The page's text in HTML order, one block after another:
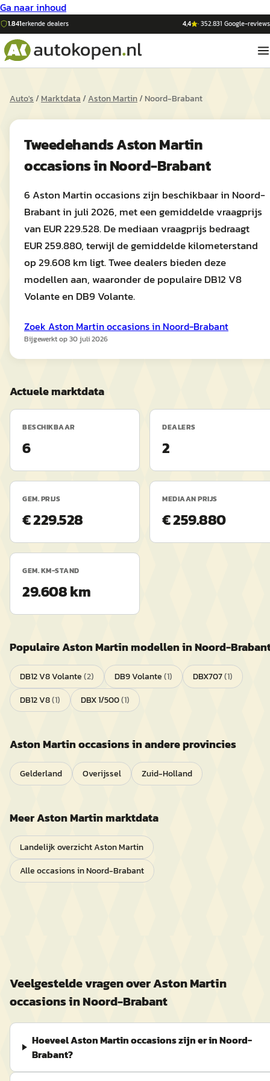
Ga naar inhoud
1.841erkende dealers 4,4 ·352.831 Google-reviews
Auto's/Marktdata/Aston Martin/Noord-Brabant
TweedehandsAston Martin
occasions inNoord-Brabant
6 Aston Martin occasions zijn beschikbaar in Noord-
Brabant in juli 2026, met een gemiddelde vraagprijs
van EUR 229.528. De mediaan vraagprijs bedraagt
EUR 259.880, terwijl de gemiddelde kilometerstand
op 29.608 km ligt. Twee dealers bieden deze
modellen aan, waaronder de populaire DB12 V8
Volante en DB9 Volante.
Zoek Aston Martinoccasions in Noord-Brabant
Bijgewerkt op30 juli 2026
Actuele marktdata
BESCHIKBAAR
6
DEALERS
2
GEM. PRIJS
€ 229.528
MEDIAAN PRIJS
€ 259.880
GEM. KM-STAND
29.608 km
PopulaireAston Martinmodellen inNoord-
DB12 V8 Volante(2) DB9 Volante(1) DBX707(1)
DB12 V8(1) DBX 1/500(1)
Aston Martinoccasions in andere provincies
Gelderland Overijssel Zuid-Holland
MeerAston Martinmarktdata
Landelijk overzichtAston Martin
Alle occasions inNoord-Brabant
Veelgestelde vragen overAston Martin
occasions inNoord-Brabant
Hoeveel Aston Martin occasions zijn er in Noord-
Brabant?